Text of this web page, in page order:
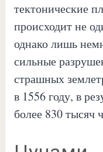
тектонические
происходит не
однако лишь
сильные
страшных
в 1556 году, в
более 830 тысяч